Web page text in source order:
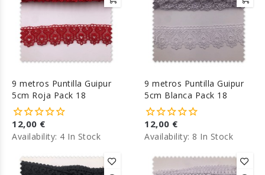
9 metros Puntilla Guipur
5cm Roja Pack 18
12,00 €
Availability: 4 In Stock
9 metros Puntilla Guipur
5cm Blanca Pack 18
12,00 €
Availability: 8 In Stock